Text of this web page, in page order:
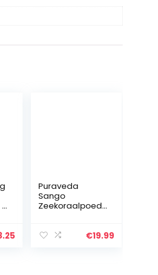
Puraveda
Sango
Zeekoraalpoed
Okinawa, Japan
€19.99